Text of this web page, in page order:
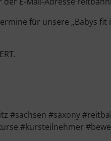
für unsere „Babys fit
#sachsen #saxony
#kursteilnehmer